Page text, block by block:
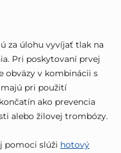
za úlohu vyvíjať tlak na
Pri poskytovaní prvej
obväzy v kombinácii s
pri použití
ako prevencia
alebo žilovej trombózy.
pomoci slúži hotový